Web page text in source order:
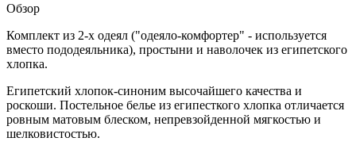
Обзор
Комплект из 2-х одеял ("одеяло-комфортер" - используется
вместо пододеяльника), простыни и наволочек из египетского
хлопка.
Египетский хлопок-синоним высочайшего качества и
роскоши. Постельное белье из египесткого хлопка отличается
ровным матовым блеском, непревзойденной мягкостью и
шелковистостью.